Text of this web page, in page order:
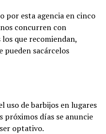
por esta agencia en cinco
concurren con
que recomiendan,
pueden sacárcelos
uso de barbijos en lugares
próximos días se anuncie
optativo.